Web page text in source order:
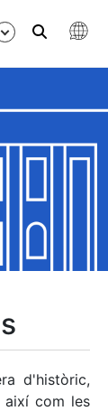
d'històric,
així com les